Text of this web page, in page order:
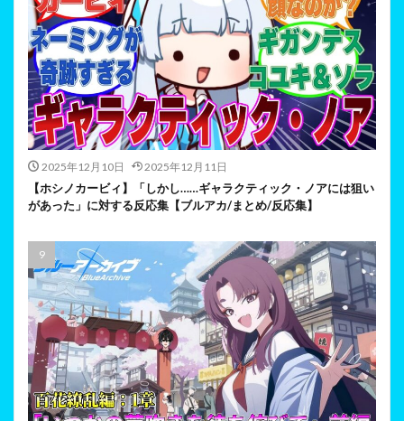
2025年12月10日 2025年12月11日
【ホシノカービィ】「しかし……ギャラクティック・ノアには狙い
があった」に対する反応集【ブルアカ/まとめ/反応集】